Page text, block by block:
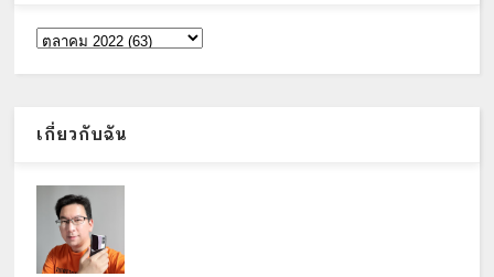
เกี่ยวกับฉัน